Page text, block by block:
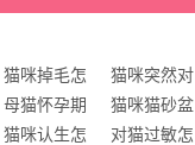
猫咪掉毛怎
猫咪突然对
母猫怀孕期
猫咪猫砂盆
猫咪认生怎
对猫过敏怎